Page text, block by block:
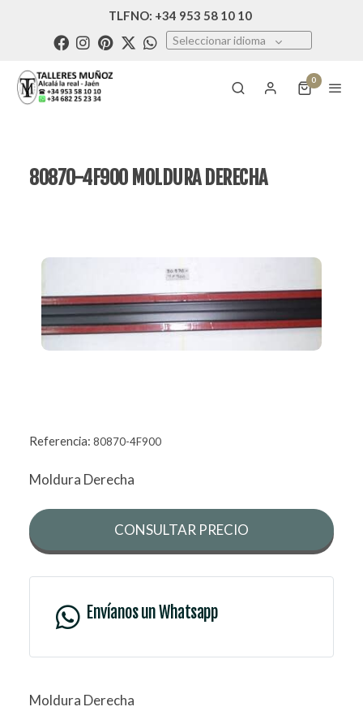
TLFNO: +34 953 58 10 10
Seleccionar idioma
0
80870-4F900 MOLDURA DERECHA
Referencia: 80870-4F900
Moldura Derecha
CONSULTAR PRECIO
Envíanos un Whatsapp
Moldura Derecha